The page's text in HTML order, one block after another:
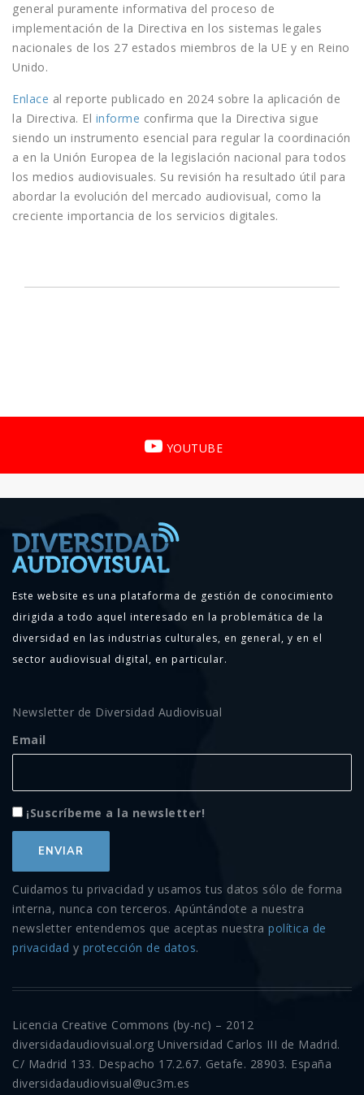
general puramente informativa del proceso de
implementación de la Directiva en los sistemas legales
nacionales de los 27 estados miembros de la UE y en Reino
Unido.
Enlace al reporte publicado en 2024 sobre la aplicación de
la Directiva. El informe confirma que la Directiva sigue
siendo un instrumento esencial para regular la coordinación
a en la Unión Europea de la legislación nacional para todos
los medios audiovisuales. Su revisión ha resultado útil para
abordar la evolución del mercado audiovisual, como la
creciente importancia de los servicios digitales.
YOUTUBE
Este website es una plataforma de gestión de conocimiento
dirigida a todo aquel interesado en la problemática de la
diversidad en las industrias culturales, en general, y en el
sector audiovisual digital, en particular.
Newsletter de Diversidad Audiovisual
Email
¡Suscríbeme a la newsletter!
Cuidamos tu privacidad y usamos tus datos sólo de forma
interna, nunca con terceros. Apúntándote a nuestra
newsletter entendemos que aceptas nuestra política de
privacidad y protección de datos.
Licencia Creative Commons (by-nc) – 2012
diversidadaudiovisual.org Universidad Carlos III de Madrid.
C/ Madrid 133. Despacho 17.2.67. Getafe. 28903. España
diversidadaudiovisual@uc3m.es